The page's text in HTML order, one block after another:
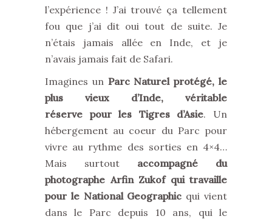
l’expérience ! J’ai trouvé ça tellement
fou que j’ai dit oui tout de suite. Je
n’étais jamais allée en Inde, et je
n’avais jamais fait de Safari.
Imagines un Parc Naturel protégé, le
plus vieux d’Inde, véritable
réserve pour les Tigres d’Asie. Un
hébergement au coeur du Parc pour
vivre au rythme des sorties en 4×4…
Mais surtout accompagné du
photographe Arfin Zukof qui travaille
pour le National Geographic qui vient
dans le Parc depuis 10 ans, qui le